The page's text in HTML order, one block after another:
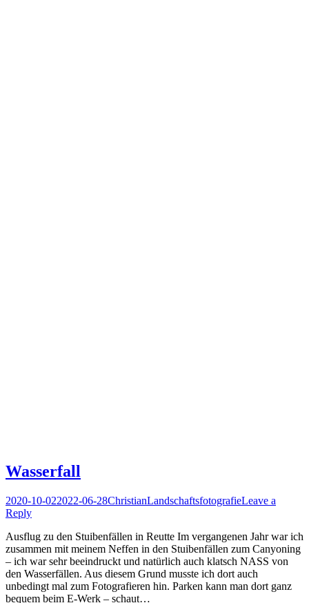
Wasserfall
Posted
on
2020-10-022022-06-28Author
ChristianPosted
LandschaftsfotografieLeave a
Reply
Ausflug zu den Stuibenfällen in Reutte Im vergangenen Jahr war ich
zusammen mit meinem Neffen in den Stuibenfällen zum Canyoning
– ich war sehr beeindruckt und natürlich auch klatsch NASS von
den Wasserfällen. Aus diesem Grund musste ich dort auch
unbedingt mal zum Fotografieren hin. Parken kann man dort ganz
bequem beim E-Werk – schaut…